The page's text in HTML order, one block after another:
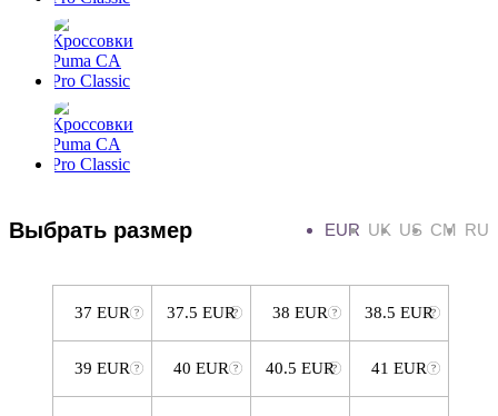
Выбрать размер EUR UK US CM RU
37 EUR 37.5 EUR 38 EUR 38.5 EUR
39 EUR 40 EUR 40.5 EUR 41 EUR